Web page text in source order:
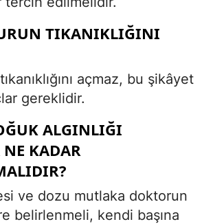
TIKANIKLIĞINI
açmaz, bu şikâyet
gereklidir.
ALGINLIĞI
KADAR
ve dozu mutlaka doktorun
belirlenmeli, kendi başına